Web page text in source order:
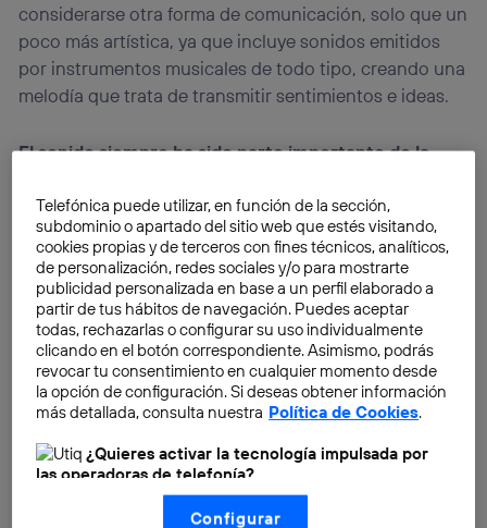
considerarse otra forma de comunicación, solo que un
poco más artística, ya que incluye sonidos emitidos
por instrumentos musicales de todo tipo, creando una
melodía que trata de transmitir sentimientos e ideas.
El sonido siempre ha sido parte importante de la
primer fonógrafo, se patentó un sistema muy primitivo
de radio, o cuando se construyó el primer teléfono
que transmitía voces. Durante el siglo XX hubo una
cantidad de avances impresionantes, logrando que
tanto el teléfono como la radio se volvieran una
tecnología común y aceptada por la sociedad, pero
incluyendo también otras mejoras fabulosas, como los
televisores (que también emitían imágenes, junto con
el sonido), el sonido en estéreo y la posibilidad de
hacer grabaciones de audio en cassettes, CDs, y de
forma digital con la aparición de los archivos MP3.
Telefónica puede utilizar, en función de la sección,
subdominio o apartado del sitio web que estés visitando,
cookies propias y de terceros con fines técnicos, analíticos,
de personalización, redes sociales y/o para mostrarte
publicidad personalizada en base a un perfil elaborado a
partir de tus hábitos de navegación. Puedes aceptar
todas, rechazarlas o configurar su uso individualmente
clicando en el botón correspondiente. Asimismo, podrás
revocar tu consentimiento en cualquier momento desde
la opción de configuración. Si deseas obtener información
más detallada, consulta nuestra Política de Cookies.
¿Quieres activar la tecnología impulsada por
las operadoras de telefonía?
Nosotros, Telefónica S.A., utilizamos la tecnología Utiq para
realizar nuestras acciones de marketing digital o análisis
Configurar